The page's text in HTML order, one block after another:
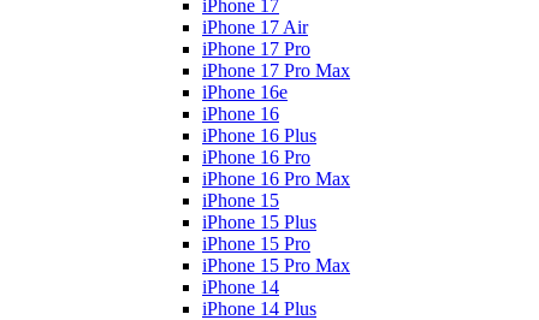
iPhone 17
iPhone 17 Air
iPhone 17 Pro
iPhone 17 Pro Max
iPhone 16e
iPhone 16
iPhone 16 Plus
iPhone 16 Pro
iPhone 16 Pro Max
iPhone 15
iPhone 15 Plus
iPhone 15 Pro
iPhone 15 Pro Max
iPhone 14
iPhone 14 Plus